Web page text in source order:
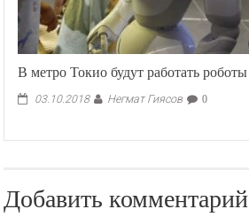
В метро Токио будут работать роботы
03.10.2018 Негмат Гиясов 0
Добавить комментарий